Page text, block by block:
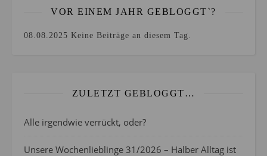
VOR EINEM JAHR GEBLOGGT`?
08.08.2025 Keine Beiträge an diesem Tag.
ZULETZT GEBLOGGT…
Alle irgendwie verrückt, oder?
Unsere Wochenlieblinge 31/2026 – Halber Alltag ist